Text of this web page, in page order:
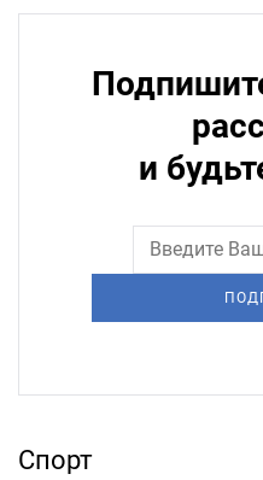
и
Спорт